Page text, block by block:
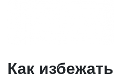
Как избежать